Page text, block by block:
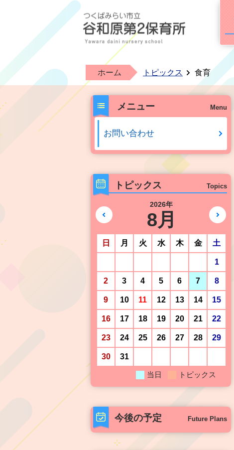
ホーム トピックス 食育
メニュー Menu
お問い合わせ
トピックス Topics
2026年
8月
日 月 火 水 木 金 土
1
2 3 4 5 6 7 8
9 10 11 12 13 14 15
16 17 18 19 20 21 22
23 24 25 26 27 28 29
30 31
前の月へ
当日 トピックス
今後の予定 Future Plans